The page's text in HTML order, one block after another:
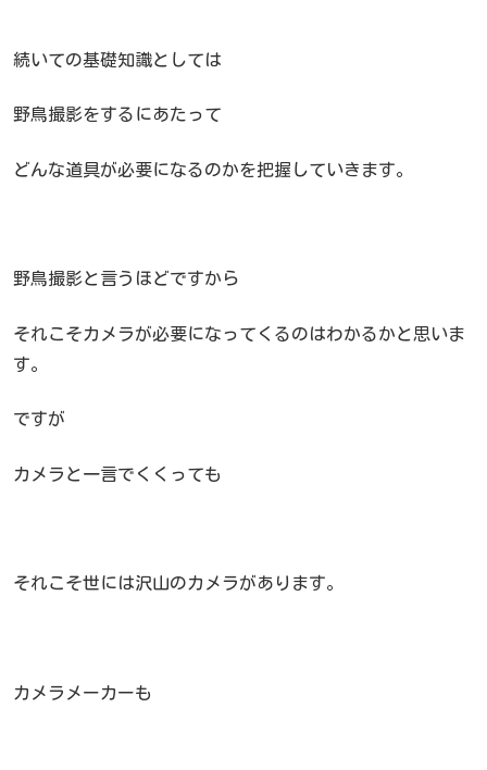
続いての基礎知識としては
野鳥撮影をするにあたって
どんな道具が必要になるのかを把握していきます。
野鳥撮影と言うほどですから
それこそカメラが必要になってくるのはわかるかと思いま
す。
ですが
カメラと一言でくくっても
それこそ世には沢山のカメラがあります。
カメラメーカーも